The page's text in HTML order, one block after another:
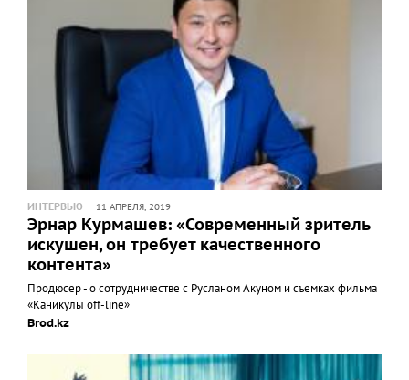
ИНТЕРВЬЮ 11 АПРЕЛЯ, 2019
Эрнар Курмашев: «Современный зритель
искушен, он требует качественного
контента»
Продюсер - о сотрудничестве с Русланом Акуном и съемках фильма
«Каникулы off-line»
Brod.kz